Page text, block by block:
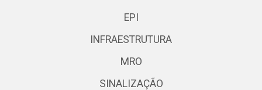
EPI
INFRAESTRUTURA
MRO
SINALIZAÇÃO